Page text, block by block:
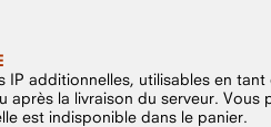
IP additionnelles, utilisables en
après la livraison du serveur. Vous
est indisponible dans le panier.